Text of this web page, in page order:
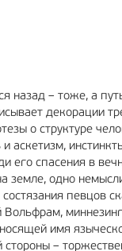
назад – тоже, а
декорации
о структуре
аскетизм,
его спасения в
земле, одно
певцов
имя
стороны –